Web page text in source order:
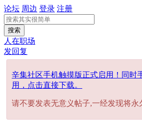
论坛 周边 登录 注册
搜索
人在职场
发回复
辛集社区手机触摸版正式启用！同时
用，点击直接下载。
请不要发表无意义帖子,一经发现将永